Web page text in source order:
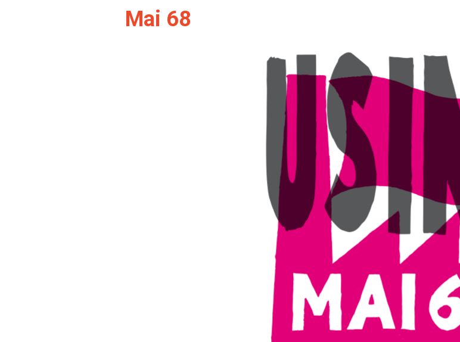
Mai 68